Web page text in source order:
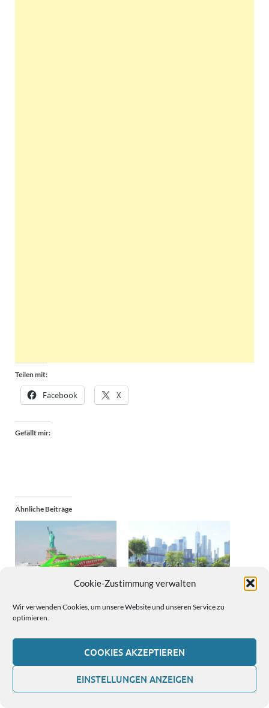
Cookie-Zustimmung verwalten
Wir verwenden Cookies, um unsere Website und unseren Service zu
optimieren.
COOKIES AKZEPTIEREN
EINSTELLUNGEN ANZEIGEN
Teilen mit:
Facebook X
Gefällt mir:
Ähnliche Beiträge
Was kostet in New York
New York Skyline: 5 tolle
gratis zu genießen